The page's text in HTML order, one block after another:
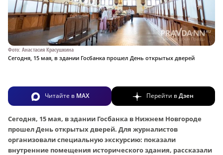
Фото: Анастасия Красушкина
Сегодня, 15 мая, в здании Госбанка прошел День открытых дверей
Читайте в MAX Перейти вДзен
Сегодня, 15 мая, в здании Госбанка в Нижнем Новгороде
прошел День открытых дверей. Для журналистов
организовали специальную экскурсию: показали
внутренние помещения исторического здания, рассказали